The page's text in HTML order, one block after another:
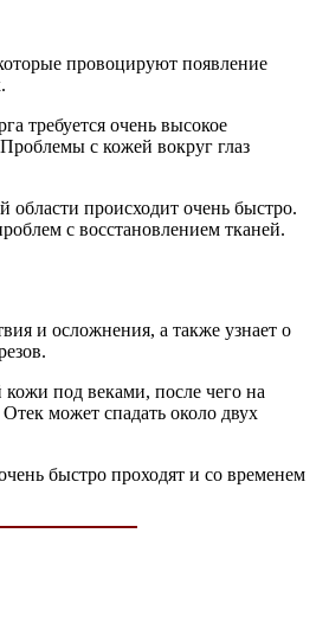
провоцируют появление
требуется очень высокое
с кожей вокруг глаз
области происходит очень быстро.
с восстановлением тканей.
и осложнения, а также узнает о
под веками, после чего на
может спадать около двух
быстро проходят и со временем